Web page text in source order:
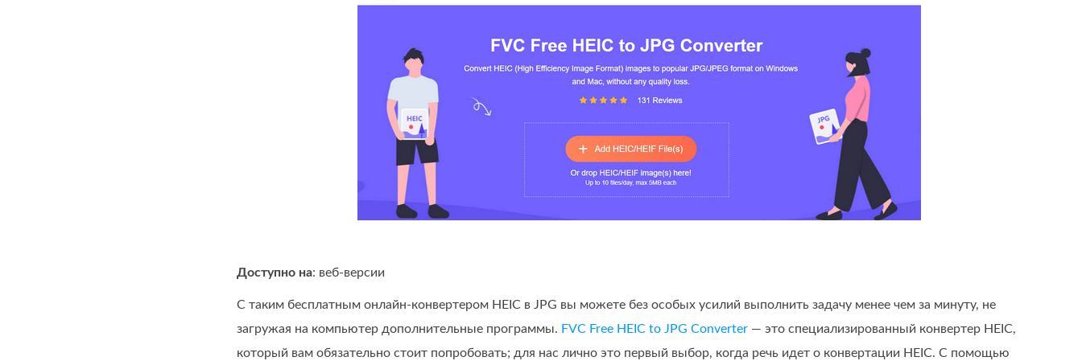
Доступно на: веб‑версии
С таким бесплатным онлайн‑конвертером HEIC в JPG вы можете без особых усилий выполнить задачу менее чем за минуту, не
загружая на компьютер дополнительные программы. FVC Free HEIC to JPG Converter — это специализированный конвертер HEIC,
который вам обязательно стоит попробовать; для нас лично это первый выбор, когда речь идет о конвертации HEIC. С помощью